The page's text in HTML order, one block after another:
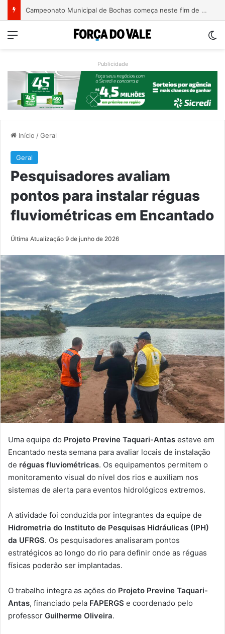
Turismo de Relvado ganha destaque na Turisvales 2026 com apresentação do Caminho da Fé e Devoção
Menu
Publicidade
Início /Geral
Geral
Pesquisadores avaliam
pontos para instalar réguas
fluviométricas em Encantado
Última Atualização 9 de junho de 2026
Uma equipe do Projeto Previne Taquari-Antas esteve em
Encantado nesta semana para avaliar locais de instalação
de réguas fluviométricas. Os equipamentos permitem o
monitoramento visual do nível dos rios e auxiliam nos
sistemas de alerta para eventos hidrológicos extremos.
A atividade foi conduzida por integrantes da equipe de
Hidrometria do Instituto de Pesquisas Hidráulicas (IPH)
da UFRGS. Os pesquisadores analisaram pontos
estratégicos ao longo do rio para definir onde as réguas
físicas poderão ser implantadas.
O trabalho integra as ações do Projeto Previne Taquari-
Antas, financiado pela FAPERGS e coordenado pelo
professor Guilherme Oliveira.